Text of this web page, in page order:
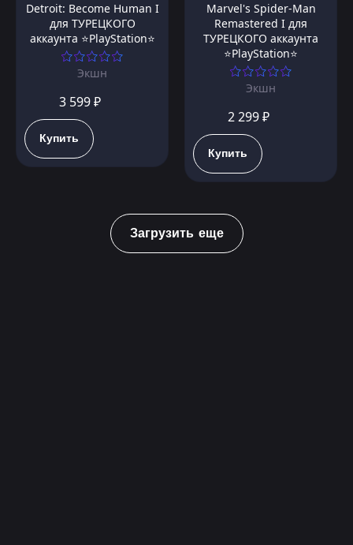
Detroit: Become Human I
для ТУРЕЦКОГО
аккаунта ⭐PlayStation⭐
Экшн
3 599 ₽
Купить
Marvel's Spider-Man
Remastered I для
ТУРЕЦКОГО аккаунта
⭐PlayStation⭐
Экшн
2 299 ₽
Купить
Загрузить еще